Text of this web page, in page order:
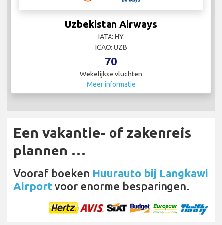
Uzbekistan Airways
IATA: HY
ICAO: UZB
70
Wekelijkse vluchten
Meer informatie
Een vakantie- of zakenreis
plannen …
Vooraf boeken Huurauto bij Langkawi
Airport voor enorme besparingen.